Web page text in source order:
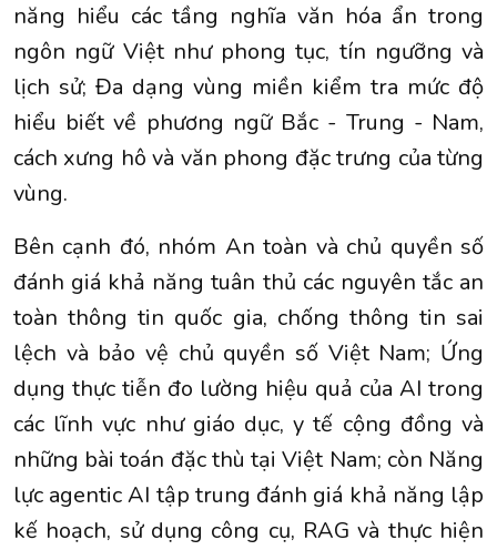
năng hiểu các tầng nghĩa văn hóa ẩn trong
ngôn ngữ Việt như phong tục, tín ngưỡng và
lịch sử; Đa dạng vùng miền kiểm tra mức độ
hiểu biết về phương ngữ Bắc - Trung - Nam,
cách xưng hô và văn phong đặc trưng của từng
vùng.
Bên cạnh đó, nhóm An toàn và chủ quyền số
đánh giá khả năng tuân thủ các nguyên tắc an
toàn thông tin quốc gia, chống thông tin sai
lệch và bảo vệ chủ quyền số Việt Nam; Ứng
dụng thực tiễn đo lường hiệu quả của AI trong
các lĩnh vực như giáo dục, y tế cộng đồng và
những bài toán đặc thù tại Việt Nam; còn Năng
lực agentic AI tập trung đánh giá khả năng lập
kế hoạch, sử dụng công cụ, RAG và thực hiện